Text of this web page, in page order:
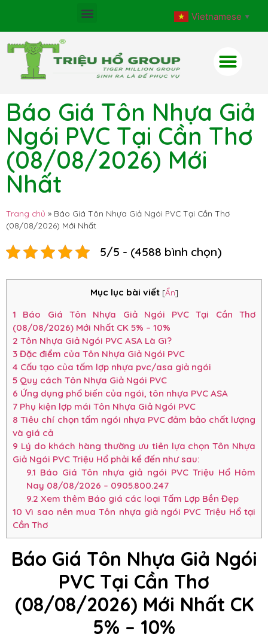
Vietnamese ▼
Báo Giá Tôn Nhựa Giả
Ngói PVC Tại Cần Thơ
(08/08/2026) Mới
Nhất
Trang chủ » Báo Giá Tôn Nhựa Giả Ngói PVC Tại Cần Thơ
(08/08/2026) Mới Nhất
5/5 - (4588 bình chọn)
Mục lục bài viết [Ẩn]
1 Báo Giá Tôn Nhựa Giả Ngói PVC Tại Cần Thơ
(08/08/2026) Mới Nhất CK 5% – 10%
2 Tôn Nhựa Giả Ngói PVC ASA Là Gì?
3 Đặc điểm của Tôn Nhựa Giả Ngói PVC
4 Cấu tạo của tấm lợp nhựa pvc/asa giả ngói
5 Quy cách Tôn Nhựa Giả Ngói PVC
6 Ứng dụng phổ biến của ngói, tôn nhựa PVC ASA
7 Phụ kiện lợp mái Tôn Nhựa Giả Ngói PVC
8 Tiêu chí chọn tấm ngói nhựa PVC đảm bảo chất lượng
và giá cả
9 Lý do khách hàng thường ưu tiên lựa chọn Tôn Nhựa
Giả Ngói PVC Triệu Hổ phải kể đến như sau:
9.1 Báo Giá Tôn nhựa giả ngói PVC Triệu Hổ Hôm
Nay 08/08/2026 – 0905.800.247
9.2 Xem thêm Báo giá các loại Tấm Lợp Bền Đẹp
10 Vì sao nên mua Tôn nhựa giả ngói PVC Triệu Hổ tại
Cần Thơ
Báo Giá Tôn Nhựa Giả Ngói
PVC Tại Cần Thơ
(08/08/2026) Mới Nhất CK
5% – 10%